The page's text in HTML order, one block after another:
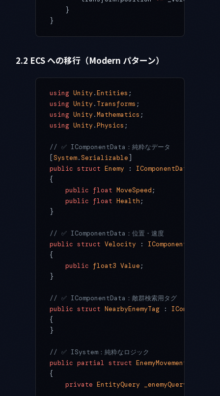
    }
}
2.2 ECS への移行（Modern パターン）
using Unity .Entities ;
using Unity. Transforms ;
using Unity .Mathematics ;
using Unity.Physics ;
// ✅ IComponentData：純粋なデータ
[System.Serializable ]
public struct Enemy : IComponentData
{
    public
float MoveSpeed ;
    public
float Health ;
}
// ✅ IComponentData：位置・速度
public struct Velocity : IComponentData
{
    public
float3 Value ;
}
// ✅ IComponentData：敵群検索用タグ
public struct NearbyEnemyTag :
{
}
// ✅ ISystem：純粋なロジック
public partial struct EnemyMovementSystem
{
    private
EntityQuery _enemyQuery